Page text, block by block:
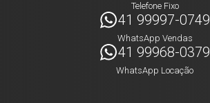
Telefone Fixo
41 99997-0749
WhatsApp Vendas
41 99968-0379
WhatsApp Locação